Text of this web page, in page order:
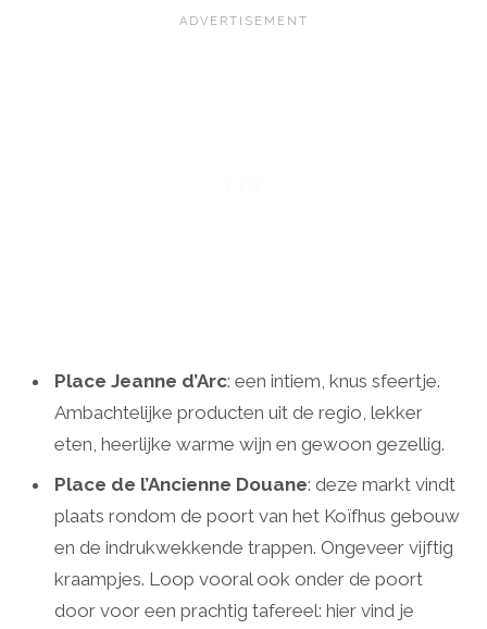
Place Jeanne d’Arc: een intiem, knus sfeertje.
Ambachtelijke producten uit de regio, lekker
eten, heerlijke warme wijn en gewoon gezellig.
Place de l’Ancienne Douane: deze markt vindt
plaats rondom de poort van het Koïfhus gebouw
en de indrukwekkende trappen. Ongeveer vijftig
kraampjes. Loop vooral ook onder de poort
door voor een prachtig tafereel: hier vind je